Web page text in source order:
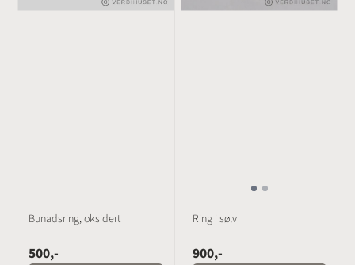
Bunadsring, oksidert
500,-
Ring i sølv
900,-